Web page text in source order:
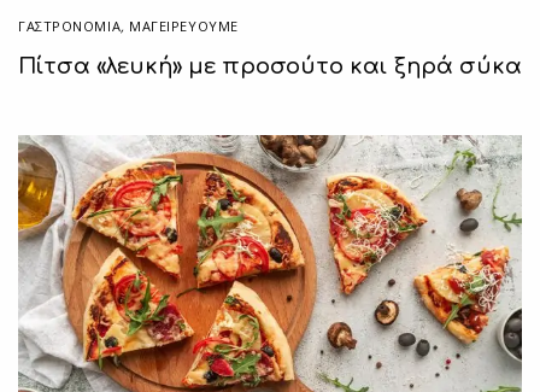
ΓΑΣΤΡΟΝΟΜΙΑ, ΜΑΓΕΙΡΕΎΟΥΜΕ
Πίτσα «λευκή» με προσούτο και ξηρά σύκα